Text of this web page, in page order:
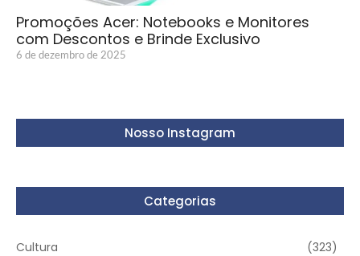
Promoções Acer: Notebooks e Monitores
com Descontos e Brinde Exclusivo
6 de dezembro de 2025
Nosso Instagram
Categorias
Cultura
(323)